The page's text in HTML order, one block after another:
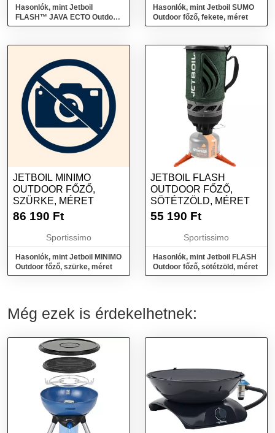
Hasonlók, mint Jetboil
FLASH™ JAVA ECTO Outdoor
főző, fekete, méret
Hasonlók, mint Jetboil SUMO
Outdoor főző, fekete, méret
JETBOIL MINIMO
OUTDOOR FŐZŐ,
SZÜRKE, MÉRET
86 190 Ft
Sportissimo
Hasonlók, mint Jetboil MINIMO
Outdoor főző, szürke, méret
JETBOIL FLASH
OUTDOOR FŐZŐ,
SÖTÉTZÖLD, MÉRET
55 190 Ft
Sportissimo
Hasonlók, mint Jetboil FLASH
Outdoor főző, sötétzöld, méret
Még ezek is érdekelhetnek: